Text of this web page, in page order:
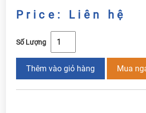
Price: Liên hệ
Số Lượng
Thêm vào giỏ hàng Mua